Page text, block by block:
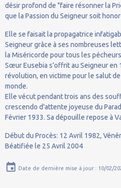
désir profond de "faire résonner la
que la Passion du Seigneur soit
Elle se faisait la propagatrice
Seigneur grâce à ses nombreuses
la Miséricorde pour tous les
Sœur Eusebia s’offrit au Seigneur en
révolution, en victime pour le salut
monde.
Elle vécut pendant trois ans des
crescendo d’attente joyeuse du
Février 1933. Sa dépouille repose à
Début du Procès: 12 Avril 1982,
Béatifiée le 25 Avril 2004
Date de dernière mise à jour : 10/02/